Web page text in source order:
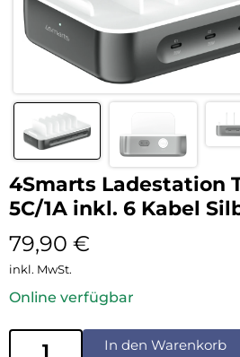
4Smarts Ladestation
5C/1A inkl. 6 Kabel
79,90 €
inkl. MwSt.
Online verfügbar
In den Warenkorb